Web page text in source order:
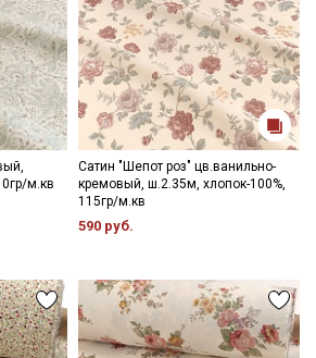
м.кв
Сатин "Шепот роз" цв.ванильно-
кремовый, ш.2.35м, хлопок-100%,
115гр/м.кв
590 руб.